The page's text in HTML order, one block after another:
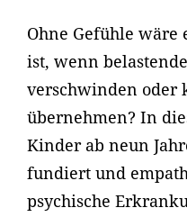
Ohne Gefühle
ist, wenn
verschwinden oder
übernehmen? In
Kinder ab neun
fundiert und
psychische